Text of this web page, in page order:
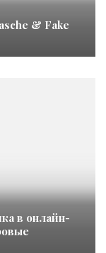
& Fake
в онлайн-